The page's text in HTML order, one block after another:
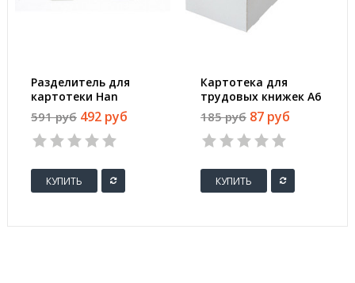
Разделитель для
картотеки Han
горизонтальный
пластиковый А6
591 руб 492 руб
КУПИТЬ
Картотека для
трудовых книжек А6
на 70 книжек
(340х100х65 мм)
185 руб 87 руб
КУПИТЬ